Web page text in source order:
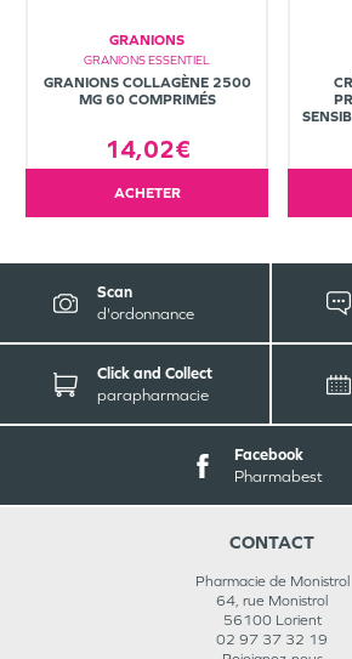
GRANIONS
GRANIONS ESSENTIEL
GRANIONS COLLAGÈNE 2500
MG 60 COMPRIMÉS
14,02€
ACHETER
Scan
d'ordonnance
Click and Collect
parapharmacie
Facebook
Pharmabest
CONTACT
Pharmacie de Monistrol
64, rue Monistrol
56100 Lorient
02 97 37 32 19